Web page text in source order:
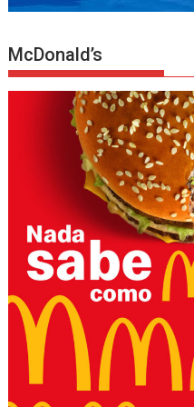
McDonald’s